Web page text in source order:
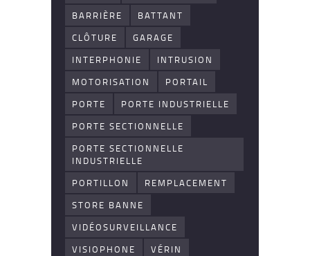
BARRIÈRE
BATTANT
CLÔTURE
GARAGE
INTERPHONIE
INTRUSION
MOTORISATION
PORTAIL
PORTE
PORTE INDUSTRIELLE
PORTE SECTIONNELLE
PORTE SECTIONNELLE
INDUSTRIELLE
PORTILLON
REMPLACEMENT
STORE BANNE
VIDÉOSURVEILLANCE
VISIOPHONE
VÉRIN